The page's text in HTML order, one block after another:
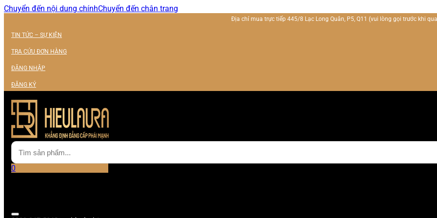
Chuyển đến nội dung chínhChuyển đến chân trang
Địa chỉ mua trực tiếp 445/8 Lạc Long Quân, P5, Q11 (vui lòng gọi trước khi
TIN TỨC – SỰ KIỆN
TRA CỨU ĐƠN HÀNG
ĐĂNG NHẬP
ĐĂNG KÝ
0